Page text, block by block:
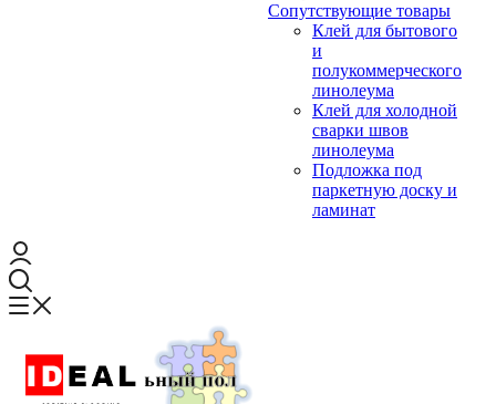
Сопутствующие товары
Клей для бытового
и
полукоммерческого
линолеума
Клей для холодной
сварки швов
линолеума
Подложка под
паркетную доску и
ламинат